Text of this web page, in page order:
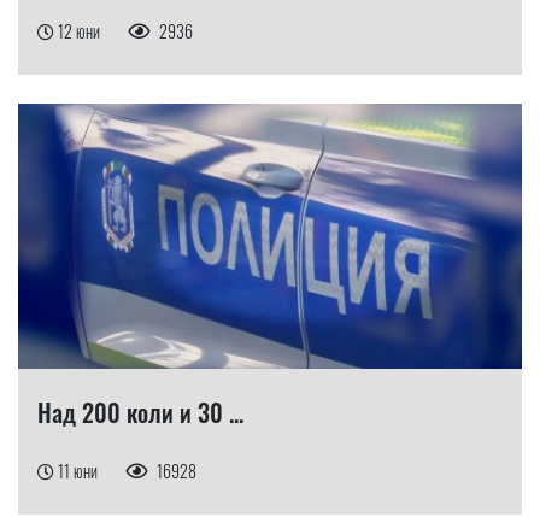
12 юни 2936
Над 200 коли и 30 ...
11 юни 16928